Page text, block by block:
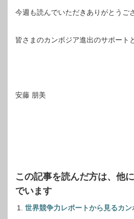
今週も読んでいただきありがとうご
皆さまのカンボジア進出のサポート
安藤 朋美
この記事を読んだ方は、他
でいます
世界競争力レポートから見るカ